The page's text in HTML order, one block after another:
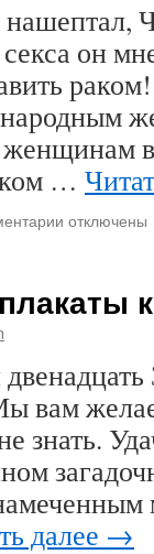
он
женщинам
…
к
8
отключены
вам
знать.
далее →